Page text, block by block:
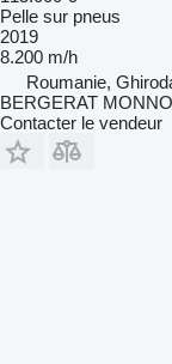
Pelle sur pneus
2019
8.200 m/h
Roumanie,
BERGERAT
Contacter le vendeur